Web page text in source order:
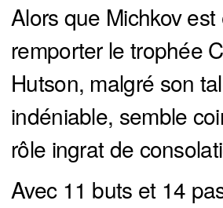
Alors que Michkov
remporter le trophée
Hutson, malgré son
indéniable, semble
rôle ingrat de
Avec 11 buts et 14